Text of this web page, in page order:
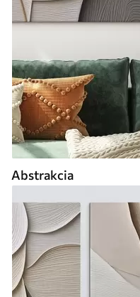
Abstrakcia